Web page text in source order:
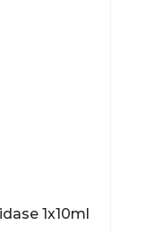
1x10ml